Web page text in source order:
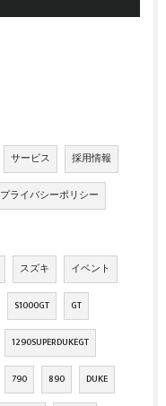
サービス 採用情報
プライバシーポリシー
スズキ イベント
S1000GT GT
1290SUPERDUKEGT
790 890 DUKE